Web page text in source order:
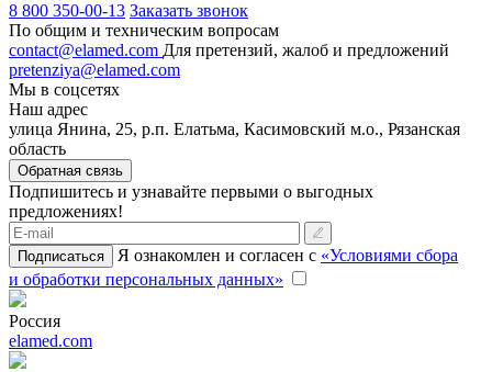
8 800 350-00-13 Заказать звонок
По общим и техническим вопросам
contact@elamed.com Для претензий, жалоб и предложений
pretenziya@elamed.com
Мы в соцсетях
Наш адрес
улица Янина, 25, р.п. Елатьма, Касимовский м.о., Рязанская
область
Обратная связь
Подпишитесь и узнавайте первыми о выгодных
предложениях!
Подписаться Я ознакомлен и согласен с «Условиями сбора
и обработки персональных данных»
Россия
elamed.com